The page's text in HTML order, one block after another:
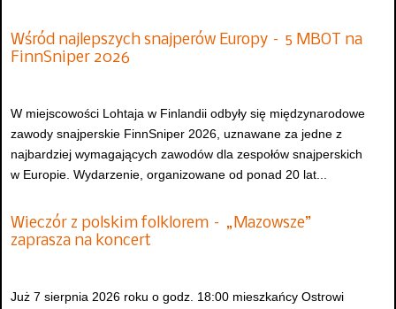
Wśród najlepszych snajperów Europy – 5 MBOT na
FinnSniper 2026
W miejscowości Lohtaja w Finlandii odbyły się międzynarodowe
zawody snajperskie FinnSniper 2026, uznawane za jedne z
najbardziej wymagających zawodów dla zespołów snajperskich
w Europie. Wydarzenie, organizowane od ponad 20 lat...
Wieczór z polskim folklorem – „Mazowsze”
zaprasza na koncert
Już 7 sierpnia 2026 roku o godz. 18:00 mieszkańcy Ostrowi